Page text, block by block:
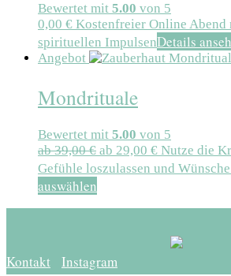
Bewertet mit 5.00 von 5
0,00 € Kostenfreier Online
spirituellen ImpulsenDetails
Angebot
Mondrituale
Bewertet mit 5.00 von 5
ab39,00€ ab 29,00 € Nutze die
Gefühle loszulassen und
auswählen
Kontakt Instagram